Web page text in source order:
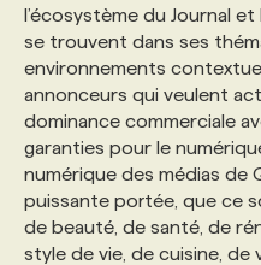
l’écosystème du Journal
se trouvent dans ses
environnements
annonceurs qui veulent
dominance commerciale
garanties pour le
numérique des médias de
puissante portée, que ce
de beauté, de santé, de
style de vie, de cuisine, de